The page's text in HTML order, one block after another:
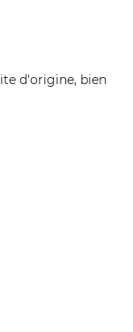
d'origine, bien